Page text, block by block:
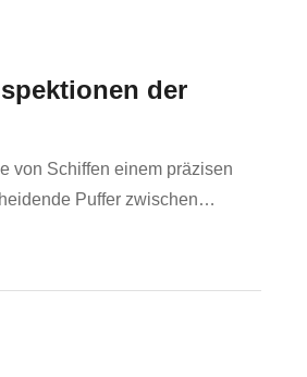
der
von Schiffen einem präzisen
Puffer zwischen